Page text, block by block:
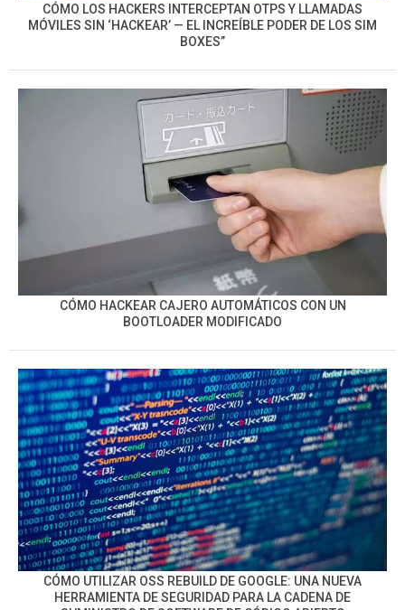
CÓMO LOS HACKERS INTERCEPTAN OTPS Y LLAMADAS
MÓVILES SIN ‘HACKEAR’ — EL INCREÍBLE PODER DE LOS SIM
BOXES”
CÓMO HACKEAR CAJERO AUTOMÁTICOS CON UN
BOOTLOADER MODIFICADO
CÓMO UTILIZAR OSS REBUILD DE GOOGLE: UNA NUEVA
HERRAMIENTA DE SEGURIDAD PARA LA CADENA DE